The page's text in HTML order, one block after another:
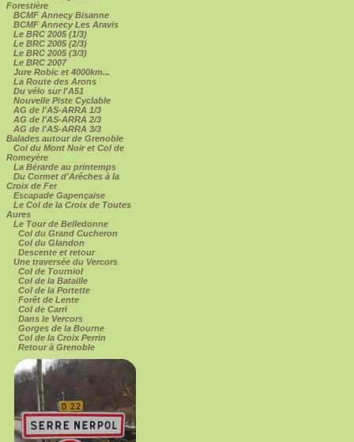
Forestière
BCMF Annecy Bisanne
BCMF Annecy Les Aravis
Le BRC 2005 (1/3)
Le BRC 2005 (2/3)
Le BRC 2005 (3/3)
Le BRC 2007
Jure Robic et 4000km...
La Route des Arons
Du vélo sur l'A51
Nouvelle Piste Cyclable
AG de l'AS-ARRA 1/3
AG de l'AS-ARRA 2/3
AG de l'AS-ARRA 3/3
Balades autour de Grenoble
Col du Mont Noir et Col de
Romeyère
La Bérarde au printemps
Du Cormet d'Arêches à la
Croix de Fer
Escapade Gapençaise
Le Col de la Croix de Toutes
Aures
Le Tour de Belledonne
Col du Grand Cucheron
Col du Glandon
Descente et retour
Une traversée du Vercors
Col de Tourniol
Col de la Bataille
Col de la Portette
Forêt de Lente
Col de Carri
Dans le Vercors
Gorges de la Bourne
Col de la Croix Perrin
Retour à Grenoble